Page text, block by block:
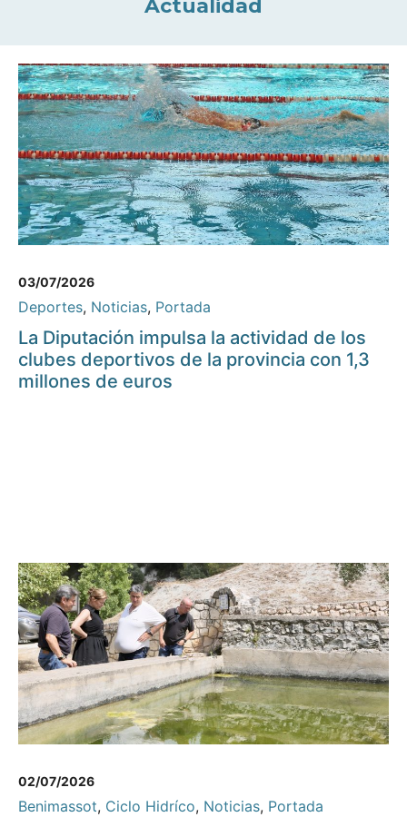
Actualidad
03/07/2026
Deportes, Noticias, Portada
La Diputación impulsa la actividad de los
clubes deportivos de la provincia con 1,3
millones de euros
02/07/2026
Benimassot, Ciclo Hidríco, Noticias, Portada